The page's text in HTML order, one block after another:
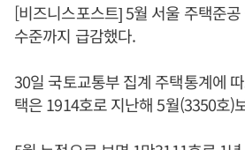
[비즈니스포스트] 5월 서울 주택준
수준까지 급감했다.
30일 국토교통부 집계 주택통계에
택은 1914호로 지난해 5월(3350호)